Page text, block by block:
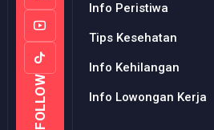
FOLLOW
Info Peristiwa
Tips Kesehatan
Info Kehilangan
Info Lowongan Kerja